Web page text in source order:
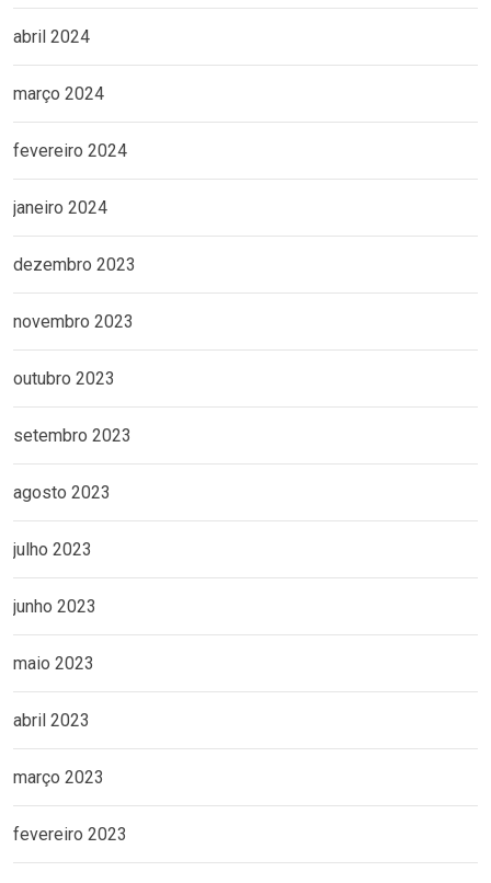
abril 2024
março 2024
fevereiro 2024
janeiro 2024
dezembro 2023
novembro 2023
outubro 2023
setembro 2023
agosto 2023
julho 2023
junho 2023
maio 2023
abril 2023
março 2023
fevereiro 2023